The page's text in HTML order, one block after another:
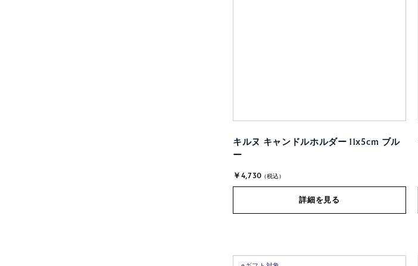
キルヌ キャンドルホルダー 11x5cm ブル
ー
￥4,730 (税込)
詳細を見る